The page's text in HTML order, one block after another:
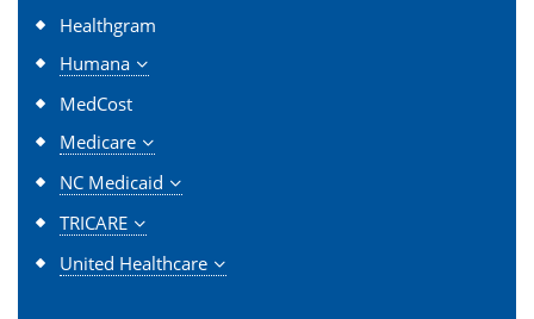
Healthgram
Humana
MedCost
Medicare
NC Medicaid
TRICARE
United Healthcare